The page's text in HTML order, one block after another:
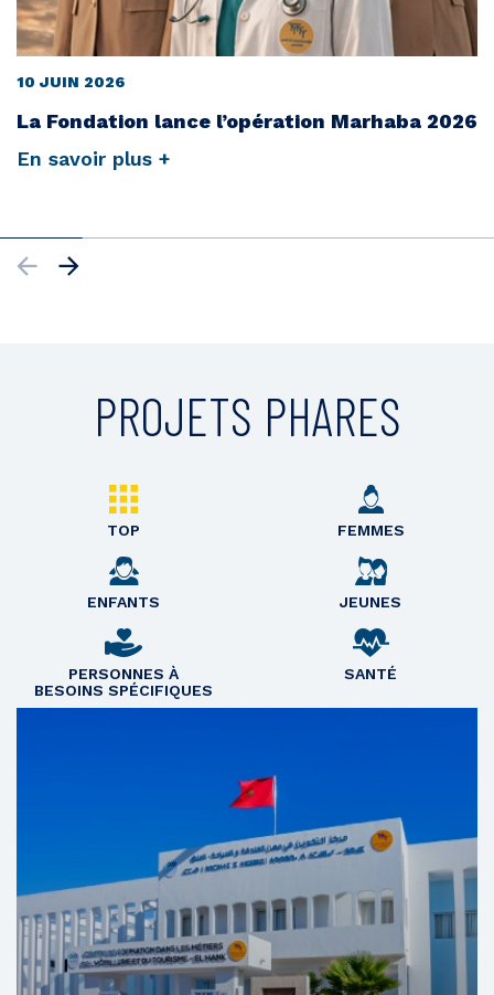
10 JUIN 2026
La Fondation lance l’opération Marhaba 2026
En savoir plus +
PROJETS PHARES
TOP FEMMES
ENFANTS JEUNES
PERSONNES À
BESOINS SPÉCIFIQUES
SANTÉ